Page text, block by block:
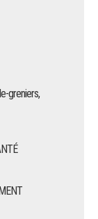
greniers,